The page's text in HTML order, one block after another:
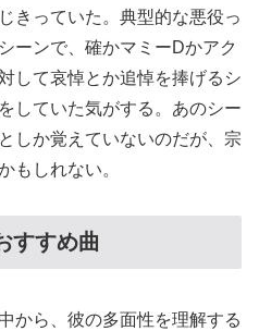
きっていた。典型的な悪役っ
ーンで、確かマミーDかアク
して哀悼とか追悼を捧げるシ
していた気がする。あのシー
しか覚えていないのだが、宗
もしれない。
すすめ曲
から、彼の多面性を理解する